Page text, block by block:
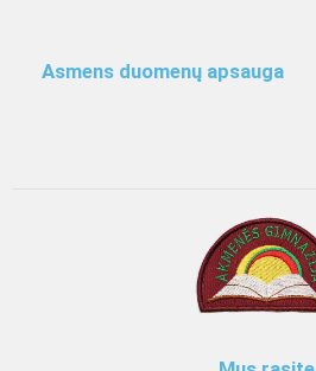
Asmens duomenų apsauga